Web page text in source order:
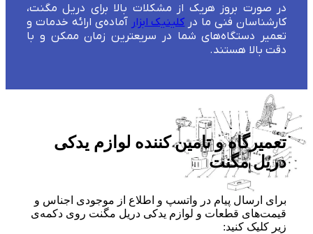
در صورت بروز هریک از مشکلات بالا برای دریل مگنت،
کارشناسان فنی ما در کلینیک ابزار آماده‌ی ارائه خدمات و
تعمیر دستگاه‌های شما در سریعترین زمان ممکن و با
دقت بالا هستند.
تعمیرگاه و تامین کننده لوازم یدکی
دریل مگنت
برای ارسال پیام در واتسپ و اطلاع از موجودی اجناس و
قیمت‌های قطعات و لوازم یدکی دریل مگنت روی دکمه‌ی
زیر کلیک کنید: